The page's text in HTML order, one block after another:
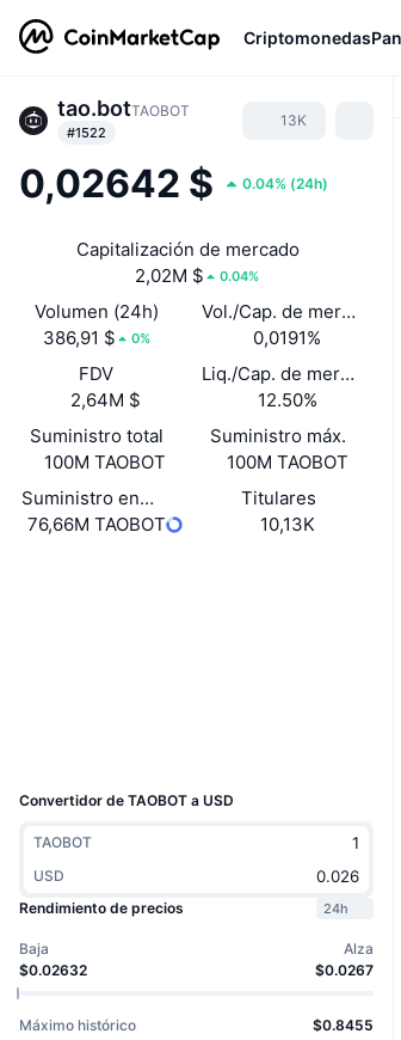
Criptomonedas
tao.botTAOBOT
#1522
13K
0,02642 $ 0.04% (24h)
Capitalización de mercado
2,02M $
0.04%
Volumen (24h)
386,91 $
0%
Vol./Cap. de mercado
0,0191%
FDV
2,64M $
Liq./Cap. de mercado
12.50%
Suministro total
100M TAOBOT
Suministro máx.
100M TAOBOT
Suministro en circulación
76,66M TAOBOT
Titulares
10,13K
Convertidor de TAOBOT a USD
TAOBOT
USD
Rendimiento de precios
24h
Baja
$0.02632
Alza
$0.0267
Máximo histórico $0.8455